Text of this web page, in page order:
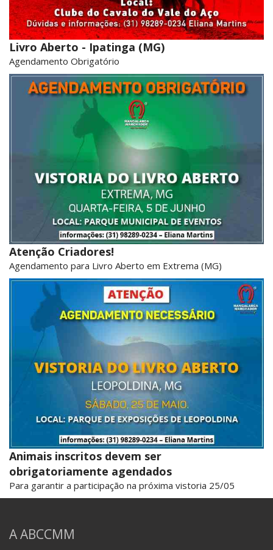
Livro Aberto - Ipatinga (MG)
Agendamento Obrigatório
Atenção Criadores!
Agendamento para Livro Aberto em Extrema (MG)
Animais inscritos devem ser
obrigatoriamente agendados
Para garantir a participação na próxima vistoria 25/05
A ABCCMM